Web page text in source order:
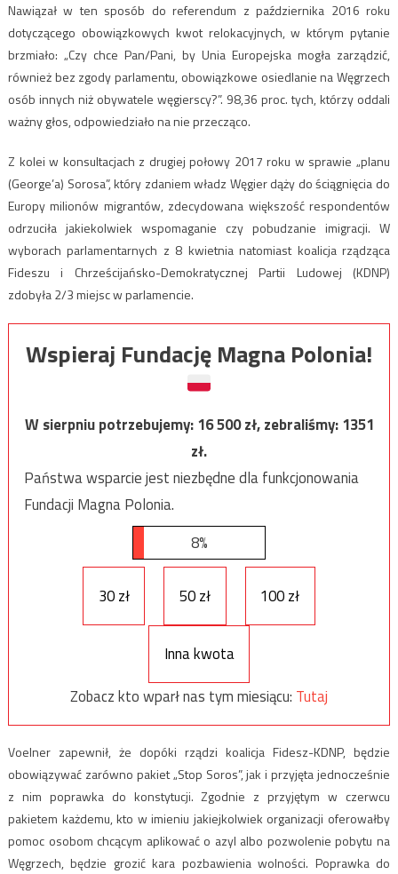
Nawiązał w ten sposób do referendum z października 2016 roku
dotyczącego obowiązkowych kwot relokacyjnych, w którym pytanie
brzmiało: „Czy chce Pan/Pani, by Unia Europejska mogła zarządzić,
również bez zgody parlamentu, obowiązkowe osiedlanie na Węgrzech
osób innych niż obywatele węgierscy?”. 98,36 proc. tych, którzy oddali
ważny głos, odpowiedziało na nie przecząco.
Z kolei w konsultacjach z drugiej połowy 2017 roku w sprawie „planu
(George’a) Sorosa”, który zdaniem władz Węgier dąży do ściągnięcia do
Europy milionów migrantów, zdecydowana większość respondentów
odrzuciła jakiekolwiek wspomaganie czy pobudzanie imigracji. W
wyborach parlamentarnych z 8 kwietnia natomiast koalicja rządząca
Fideszu i Chrześcijańsko-Demokratycznej Partii Ludowej (KDNP)
zdobyła 2/3 miejsc w parlamencie.
Wspieraj Fundację Magna Polonia!
W sierpniu potrzebujemy:16 500zł, zebraliśmy:1351
zł.
Państwa wsparcie jest niezbędne dla funkcjonowania
Fundacji Magna Polonia.
8%
30 zł 50 zł 100 zł
Inna kwota
Zobacz kto wparł nas tym miesiącu: Tutaj
Voelner zapewnił, że dopóki rządzi koalicja Fidesz-KDNP, będzie
obowiązywać zarówno pakiet „Stop Soros”, jak i przyjęta jednocześnie
z nim poprawka do konstytucji. Zgodnie z przyjętym w czerwcu
pakietem każdemu, kto w imieniu jakiejkolwiek organizacji oferowałby
pomoc osobom chcącym aplikować o azyl albo pozwolenie pobytu na
Węgrzech, będzie grozić kara pozbawienia wolności. Poprawka do